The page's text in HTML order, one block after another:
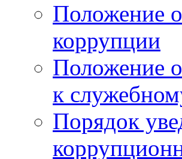
Положение
коррупции
Положение
к
Порядок